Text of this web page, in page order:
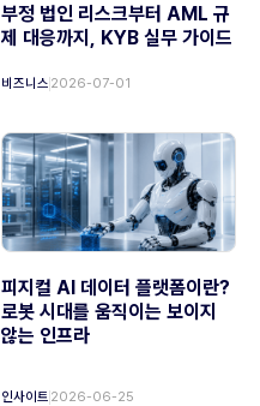
부정 법인 리스크부터 AML 규
제 대응까지, KYB 실무 가이드
비즈니스 2026-07-01
피지컬 AI 데이터 플랫폼이란?
로봇 시대를 움직이는 보이지
않는 인프라
인사이트 2026-06-25